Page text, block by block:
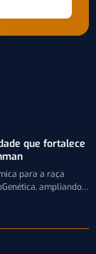
que fortalece
para a raça
ampliando a